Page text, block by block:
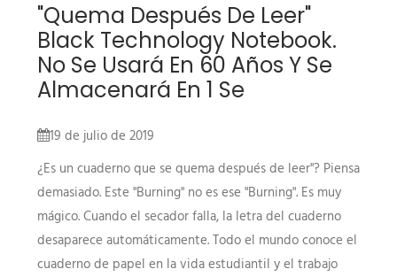
"Quema Después De Leer"
Black Technology Notebook.
No Se Usará En 60 Años Y Se
Almacenará En 1 Se
19 de julio de 2019
¿Es un cuaderno que se quema después de leer"? Piensa
demasiado. Este "Burning" no es ese "Burning". Es muy
mágico. Cuando el secador falla, la letra del cuaderno
desaparece automáticamente. Todo el mundo conoce el
cuaderno de papel en la vida estudiantil y el trabajo